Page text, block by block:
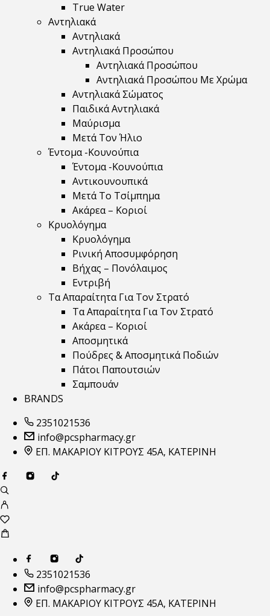
True Water
Αντηλιακά
Αντηλιακά
Αντηλιακά Προσώπου
Αντηλιακά Προσώπου
Αντηλιακά Προσώπου Με Χρώμα
Αντηλιακά Σώματος
Παιδικά Αντηλιακά
Μαύρισμα
Mετά Τον Ήλιο
Έντομα -Κουνούπια
Έντομα -Κουνούπια
Αντικουνουπικά
Μετά Το Τσίμπημα
Ακάρεα – Κοριοί
Κρυολόγημα
Κρυολόγημα
Ρινική Αποσυμφόρηση
Βήχας – Πονόλαιμος
Εντριβή
Τα Απαραίτητα Για Τον Στρατό
Τα Απαραίτητα Για Τον Στρατό
Ακάρεα – Κοριοί
Αποσμητικά
Πούδρες & Αποσμητικά Ποδιών
Πάτοι Παπουτσιών
Σαμπουάν
BRANDS
2351021536
info@pcspharmacy.gr
ΕΠ. ΜΑΚΑΡΙΟΥ ΚΙΤΡΟΥΣ 45Α, ΚΑΤΕΡΙΝΗ
2351021536
info@pcspharmacy.gr
ΕΠ. ΜΑΚΑΡΙΟΥ ΚΙΤΡΟΥΣ 45Α, ΚΑΤΕΡΙΝΗ